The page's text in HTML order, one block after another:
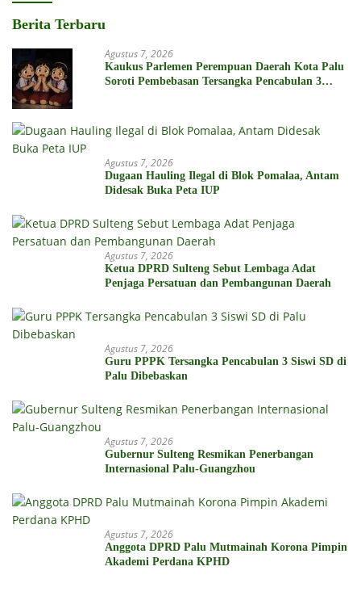
Berita Terbaru
Agustus 7, 2026
Kaukus Parlemen Perempuan Daerah Kota Palu
Soroti Pembebasan Tersangka Pencabulan 3
Agustus 7, 2026
Dugaan Hauling Ilegal di Blok Pomalaa, Antam
Didesak Buka Peta IUP
Agustus 7, 2026
Ketua DPRD Sulteng Sebut Lembaga Adat
Penjaga Persatuan dan Pembangunan Daerah
Agustus 7, 2026
Guru PPPK Tersangka Pencabulan 3 Siswi SD di
Palu Dibebaskan
Agustus 7, 2026
Gubernur Sulteng Resmikan Penerbangan
Internasional Palu-Guangzhou
Agustus 7, 2026
Anggota DPRD Palu Mutmainah Korona Pimpin
Akademi Perdana KPHD